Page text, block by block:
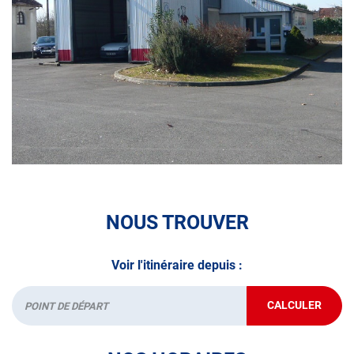
technique.
A très bientôt chez
AUTOSUR ORTHEZ RN 117.
*Prestation à vérifier auprès du centre
NOUS TROUVER
Voir l'itinéraire depuis :
Départ CALCULER
JUSQU'AU
POINT